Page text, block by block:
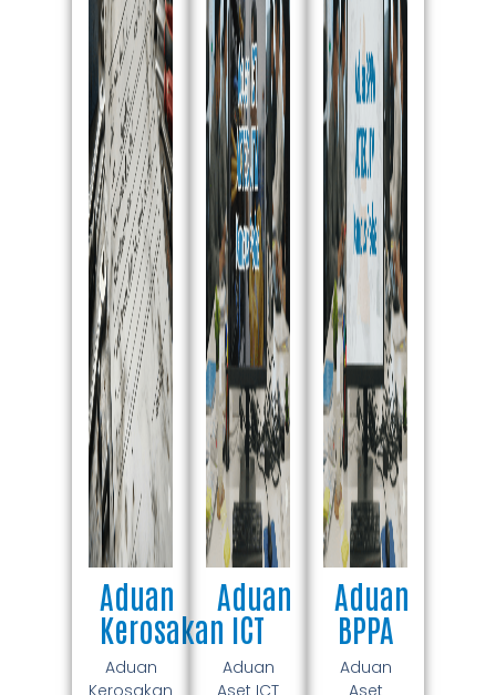
Aduan
Kerosakan
Aduan
Kerosakan
Aduan
ICT
Aduan
Aset ICT
Aduan
BPPA
Aduan
Aset